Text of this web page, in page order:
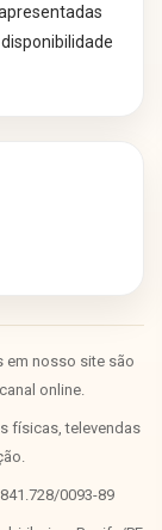
em nosso site são
online.
físicas, televendas
0093-89